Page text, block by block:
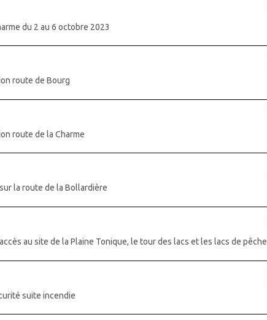
du 2 au 6 octobre 2023
route de Bourg
route de la Charme
la route de la Bollardière
au site de la Plaine Tonique, le tour des lacs et les lacs de pêche
suite incendie